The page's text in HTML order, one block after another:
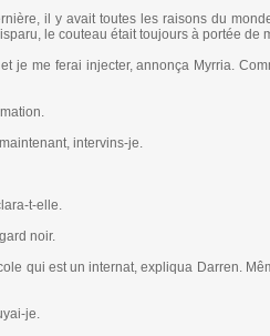
il y avait toutes les raisons du
le couteau était toujours à portée de
je me ferai injecter, annonça Myrria.
intervins-je.
t-elle.
noir.
qui est un internat, expliqua Darren.
je.